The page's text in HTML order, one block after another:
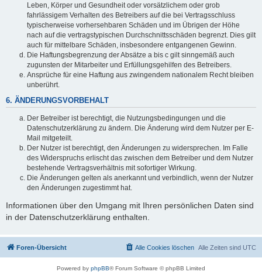
Leben, Körper und Gesundheit oder vorsätzlichem oder grob
fahrlässigem Verhalten des Betreibers auf die bei Vertragsschluss
typischerweise vorhersehbaren Schäden und im Übrigen der Höhe
nach auf die vertragstypischen Durchschnittsschäden begrenzt. Dies gilt
auch für mittelbare Schäden, insbesondere entgangenen Gewinn.
Die Haftungsbegrenzung der Absätze a bis c gilt sinngemäß auch
zugunsten der Mitarbeiter und Erfüllungsgehilfen des Betreibers.
Ansprüche für eine Haftung aus zwingendem nationalem Recht bleiben
unberührt.
6. ÄNDERUNGSVORBEHALT
Der Betreiber ist berechtigt, die Nutzungsbedingungen und die
Datenschutzerklärung zu ändern. Die Änderung wird dem Nutzer per E-
Mail mitgeteilt.
Der Nutzer ist berechtigt, den Änderungen zu widersprechen. Im Falle
des Widerspruchs erlischt das zwischen dem Betreiber und dem Nutzer
bestehende Vertragsverhältnis mit sofortiger Wirkung.
Die Änderungen gelten als anerkannt und verbindlich, wenn der Nutzer
den Änderungen zugestimmt hat.
Informationen über den Umgang mit Ihren persönlichen Daten sind
in der Datenschutzerklärung enthalten.
Foren-Übersicht Alle Zeiten sind UTC
Alle Cookies löschen
Powered by phpBB® Forum Software © phpBB Limited